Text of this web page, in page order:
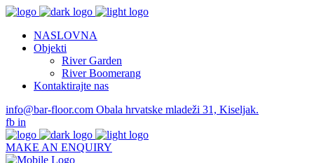
NASLOVNA
Objekti
River Garden
River Boomerang
Kontaktirajte nas
info@bar-floor.com Obala hrvatske mladeži 31, Kiseljak.
fb in
MAKE AN ENQUIRY